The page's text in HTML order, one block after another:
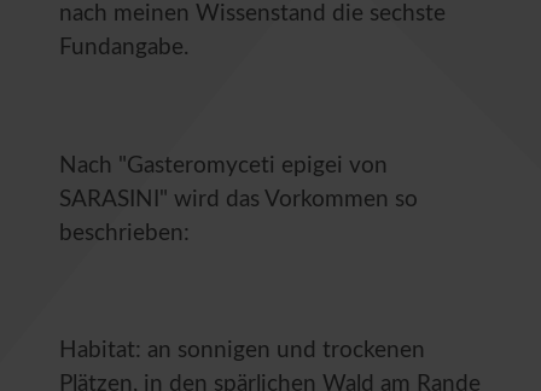
nach meinen Wissenstand die sechste
Fundangabe.
Nach "Gasteromyceti epigei von
SARASINI" wird das Vorkommen so
beschrieben:
Habitat: an sonnigen und trockenen
Plätzen, in den spärlichen Wald am Rande